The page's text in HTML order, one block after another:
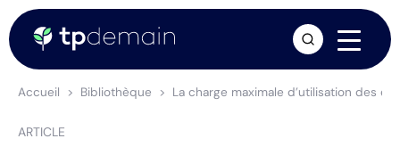
Accueil Bibliothèque La charge maximale d’utilisation des
ARTICLE
arrow_forward